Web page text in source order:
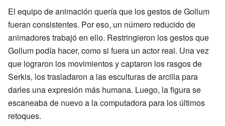
El equipo de animación quería que los gestos de Gollum
fueran consistentes. Por eso, un número reducido de
animadores trabajó en ello. Restringieron los gestos que
Gollum podía hacer, como si fuera un actor real. Una vez
que lograron los movimientos y captaron los rasgos de
Serkis, los trasladaron a las esculturas de arcilla para
darles una expresión más humana. Luego, la figura se
escaneaba de nuevo a la computadora para los últimos
retoques.